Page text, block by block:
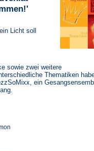
Licht soll
sowie zwei weitere
Thematiken
ein